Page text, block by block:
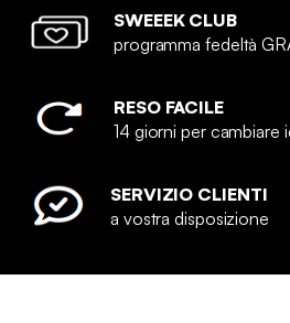
SWEEEK CLUB
programma fedeltà
RESO FACILE
14 giorni per cambiare
SERVIZIO CLIENTI
a vostra disposizione